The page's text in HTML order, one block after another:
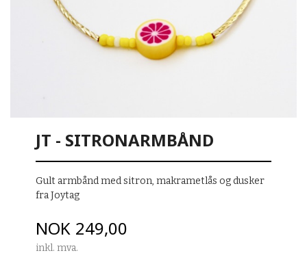
JT - SITRONARMBÅND
Gult armbånd med sitron, makrametlås og dusker
fra Joytag
Pris
NOK 249,00
inkl. mva.